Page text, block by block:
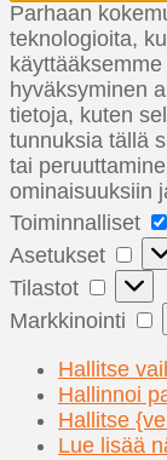
Parhaan
teknologioita,
hyväksyminen
tietoja, kuten
tunnuksia tällä
tai
ominaisuuksiin
Toiminnalliset
Asetukset
Tilastot
Markkinointi
Hallitse
Hallinnoi
Hallitse
Lue lisää